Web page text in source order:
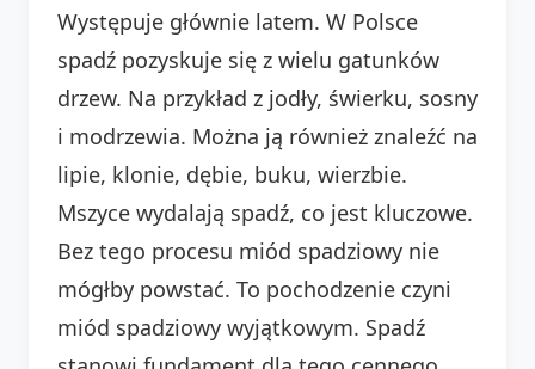
Występuje głównie latem. W Polsce
spadź pozyskuje się z wielu gatunków
drzew. Na przykład z jodły, świerku, sosny
i modrzewia. Można ją również znaleźć na
lipie, klonie, dębie, buku, wierzbie.
Mszyce wydalają spadź, co jest kluczowe.
Bez tego procesu miód spadziowy nie
mógłby powstać. To pochodzenie czyni
miód spadziowy wyjątkowym. Spadź